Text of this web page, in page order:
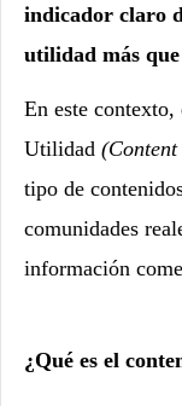
indicador claro
utilidad más
En este
Utilidad
tipo de
comunidades
información
¿Qué es el